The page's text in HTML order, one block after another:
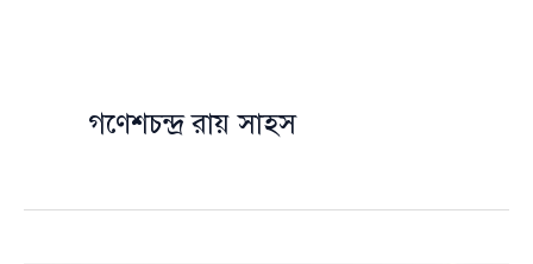
গণেশচন্দ্র রায় সাহস